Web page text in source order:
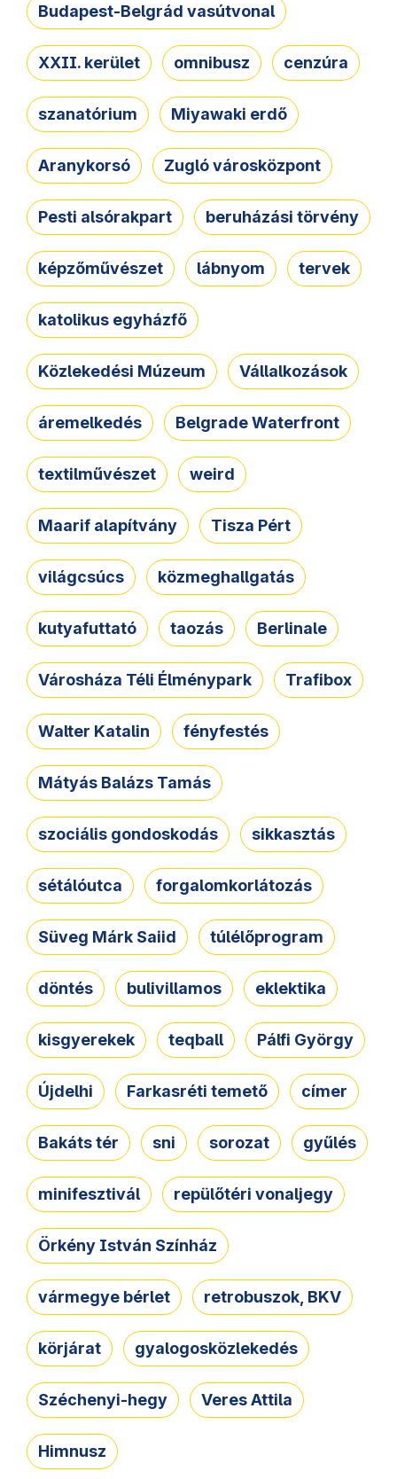
Budapest-Belgrád vasútvonal
XXII. kerület omnibusz cenzúra
szanatórium Miyawaki erdő
Aranykorsó Zugló városközpont
Pesti alsórakpart beruházási törvény
képzőművészet lábnyom tervek
katolikus egyházfő
Közlekedési Múzeum Vállalkozások
áremelkedés Belgrade Waterfront
textilművészet weird
Maarif alapítvány Tisza Pért
világcsúcs közmeghallgatás
kutyafuttató taozás Berlinale
Városháza Téli Élménypark Trafibox
Walter Katalin fényfestés
Mátyás Balázs Tamás
szociális gondoskodás sikkasztás
sétálóutca forgalomkorlátozás
Süveg Márk Saiid túlélőprogram
döntés bulivillamos eklektika
kisgyerekek teqball Pálfi György
Újdelhi Farkasréti temető címer
Bakáts tér sni sorozat gyűlés
minifesztivál repülőtéri vonaljegy
Örkény István Színház
vármegye bérlet retrobuszok, BKV
körjárat gyalogosközlekedés
Széchenyi-hegy Veres Attila
Himnusz